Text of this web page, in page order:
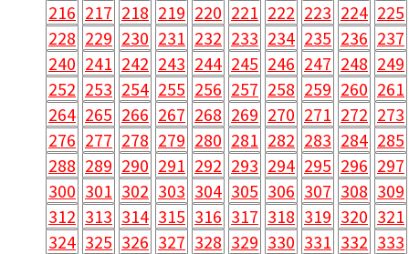
216 217 218 219 220 221 222 223 224 225
228 229 230 231 232 233 234 235 236 237
240 241 242 243 244 245 246 247 248 249
252 253 254 255 256 257 258 259 260 261
264 265 266 267 268 269 270 271 272 273
276 277 278 279 280 281 282 283 284 285
288 289 290 291 292 293 294 295 296 297
300 301 302 303 304 305 306 307 308 309
312 313 314 315 316 317 318 319 320 321
324 325 326 327 328 329 330 331 332 333